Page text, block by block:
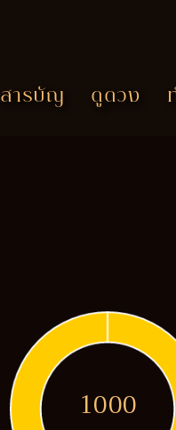
สารบัญ ดูดวง
1000